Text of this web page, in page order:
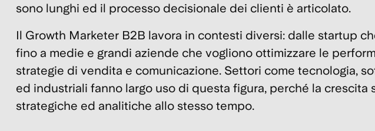
sono lunghi ed il processo decisionale dei clienti è articolato.
Il Growth Marketer B2B lavora in contesti diversi: dalle startup
fino a medie e grandi aziende che vogliono ottimizzare le
strategie di vendita e comunicazione. Settori come tecnologia,
ed industriali fanno largo uso di questa figura, perché la
strategiche ed analitiche allo stesso tempo.